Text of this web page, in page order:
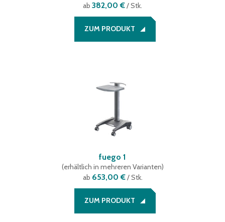
ab 382,00 €/ Stk.
ZUM PRODUKT
fuego 1
(erhältlich in mehreren Varianten)
ab 653,00 €/ Stk.
ZUM PRODUKT